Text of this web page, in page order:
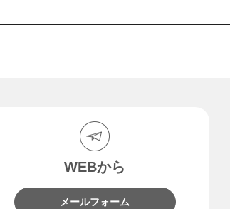
WEBから
メールフォーム